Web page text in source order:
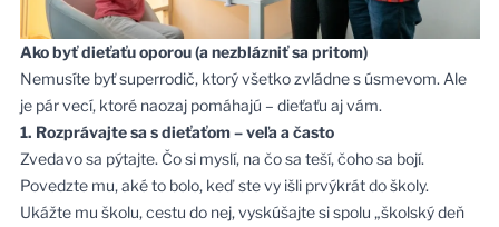
Ako byť dieťaťu oporou (a nezblázniť sa pritom)
Nemusíte byť superrodič, ktorý všetko zvládne s úsmevom. Ale
je pár vecí, ktoré naozaj pomáhajú – dieťaťu aj vám.
1. Rozprávajte sa s dieťaťom – veľa a často
Zvedavo sa pýtajte. Čo si myslí, na čo sa teší, čoho sa bojí.
Povedzte mu, aké to bolo, keď ste vy išli prvýkrát do školy.
Ukážte mu školu, cestu do nej, vyskúšajte si spolu „školský deň